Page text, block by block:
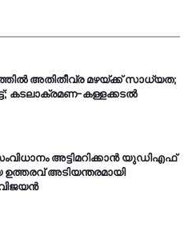
അതിതീവ്ര മഴയ്ക്ക് സാധ്യത;
കടലാക്രമണ-കള്ളക്കടൽ
അട്ടിമറിക്കാൻ യുഡിഎഫ്
ഉത്തരവ് അടിയന്തരമായി
വിജയൻ